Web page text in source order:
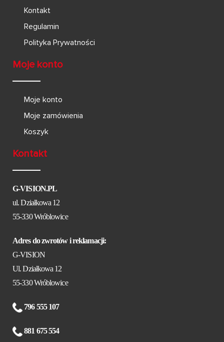
Kontakt
Regulamin
Polityka Prywatności
Moje konto
Moje konto
Moje zamówienia
Koszyk
Kontakt
G-VISION.PL
ul. Działkowa 12
55-330 Wróblowice
Adres do zwrotów i reklamacji:
G-VISION
Ul. Działkowa 12
55-330 Wróblowice
796 555 107
881 675 554